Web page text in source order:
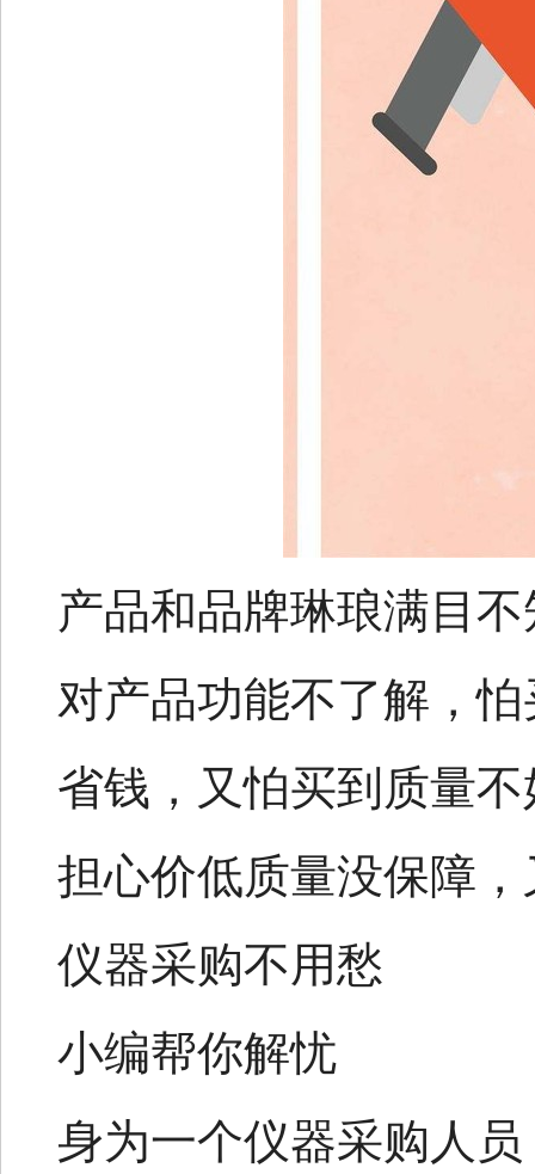
产品和品牌琳琅满目
对产品功能不了解，
省钱，又怕买到质量
担心价低质量没保障
仪器采购不用愁
小编帮你解忧
身为一个仪器采购人